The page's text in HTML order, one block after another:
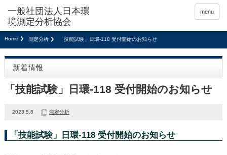
menu
Home 測定分析 「技能試験」日環-118 受付開始のお知らせ
新着情報
「技能試験」日環-118 受付開始のお知らせ
2023.5.8 測定分析
「技能試験」日環-118 受付開始のお知らせ